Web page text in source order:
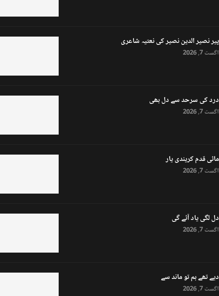
پیر نصیر الدین نصیر کی نعتیہ شاعری
اگست 7, 2026
درد کی سرحد سے دل بھی
اگست 7, 2026
ماٹی قدم کریندی یار
اگست 7, 2026
دل لگی یاد آئے گی
اگست 7, 2026
دیے تھے ہم تو ماند سے
اگست 7, 2026